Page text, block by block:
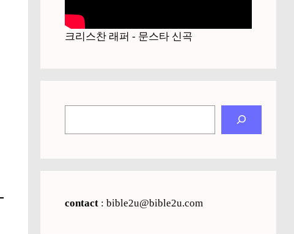
크리스찬 래퍼 - 문스타 신곡
contact : bible2u@bible2u.com